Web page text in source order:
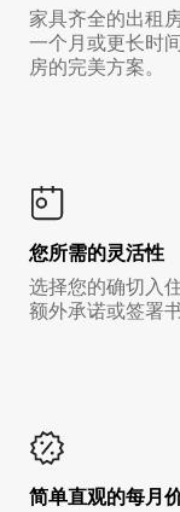
家具齐全的出租
一个月或更长时
房的完美方案。
您所需的灵活性
选择您的确切入
额外承诺或签署
简单直观的每月